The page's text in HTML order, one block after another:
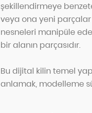
şekillendirmeye
veya ona yeni parçalar
nesneleri manipüle
bir alanın parçasıdır.
Bu dijital kilin temel
anlamak, modelleme